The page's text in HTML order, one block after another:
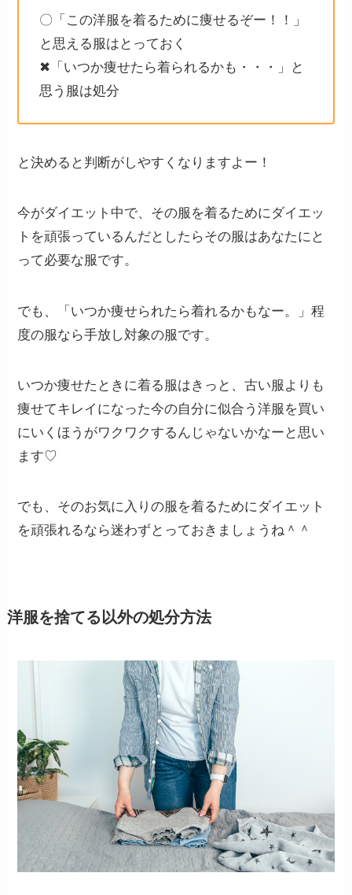
〇「この洋服を着るために痩せるぞー！！」
と思える服はとっておく
✖「いつか痩せたら着られるかも・・・」と
思う服は処分
と決めると判断がしやすくなりますよー！
今がダイエット中で、その服を着るためにダイエッ
トを頑張っているんだとしたらその服はあなたにと
って必要な服です。
でも、「いつか痩せられたら着れるかもなー。」程
度の服なら手放し対象の服です。
いつか痩せたときに着る服はきっと、古い服よりも
痩せてキレイになった今の自分に似合う洋服を買い
にいくほうがワクワクするんじゃないかなーと思い
ます♡
でも、そのお気に入りの服を着るためにダイエット
を頑張れるなら迷わずとっておきましょうね＾＾
洋服を捨てる以外の処分方法